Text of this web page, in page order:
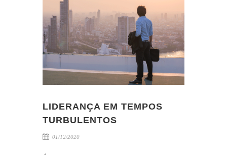
LIDERANÇA EM TEMPOS
TURBULENTOS
01/12/2020